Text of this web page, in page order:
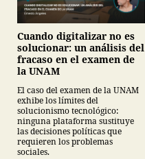
Cuando digitalizar no es
solucionar: un análisis del
fracaso en el examen de
la UNAM
El caso del examen de la UNAM
exhibe los límites del
solucionismo tecnológico:
ninguna plataforma sustituye
las decisiones políticas que
requieren los problemas
sociales.